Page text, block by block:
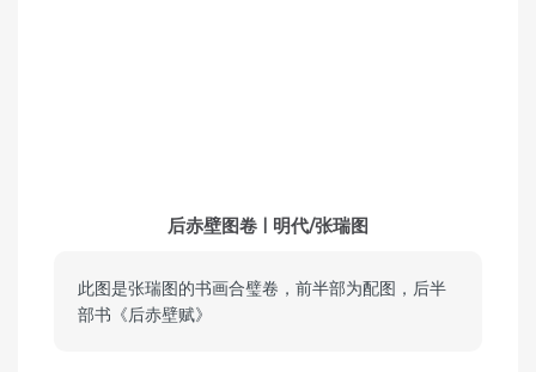
后赤壁图卷 | 明代/张瑞图
此图是张瑞图的书画合璧卷，前半部为配图，后半
部书《后赤壁赋》